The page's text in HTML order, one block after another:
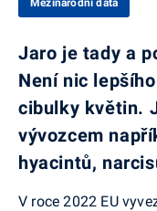
Jaro je tady a
Není nic
cibulky květin.
vývozcem
hyacintů,
V roce 2022 EU